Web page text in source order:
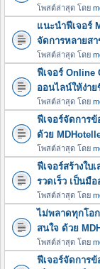
โพสต์ล่าสุด โดย
แนะนำฟีเจอร์
จัดการหลายส
โพสต์ล่าสุด โดย
ฟีเจอร์ Online
ออนไลน์ให้ง่า
โพสต์ล่าสุด โดย
ฟีเจอร์จัดการ
ด้วย
โพสต์ล่าสุด โดย
ฟีเจอร์สร้างใบ
รวดเร็ว เป็นมื
โพสต์ล่าสุด โดย
ไม่พลาดทุกโอ
สนใจ ด้วย
โพสต์ล่าสุด โดย
ฟีเจอร์จัดการ